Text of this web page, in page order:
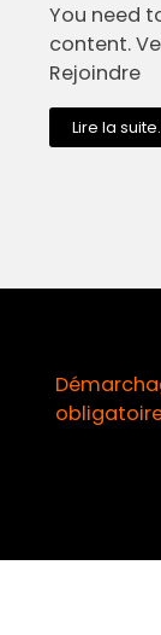
You need
content.
Rejoindre
Lire la